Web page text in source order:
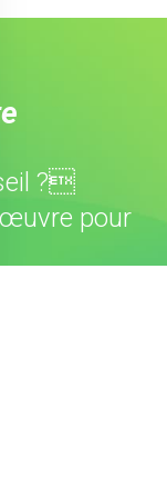
?
œuvre pour